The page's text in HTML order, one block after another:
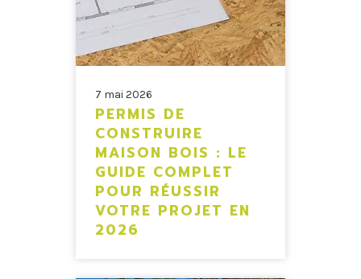
7 mai 2026
PERMIS DE
CONSTRUIRE
MAISON BOIS : LE
GUIDE COMPLET
POUR RÉUSSIR
VOTRE PROJET EN
2026